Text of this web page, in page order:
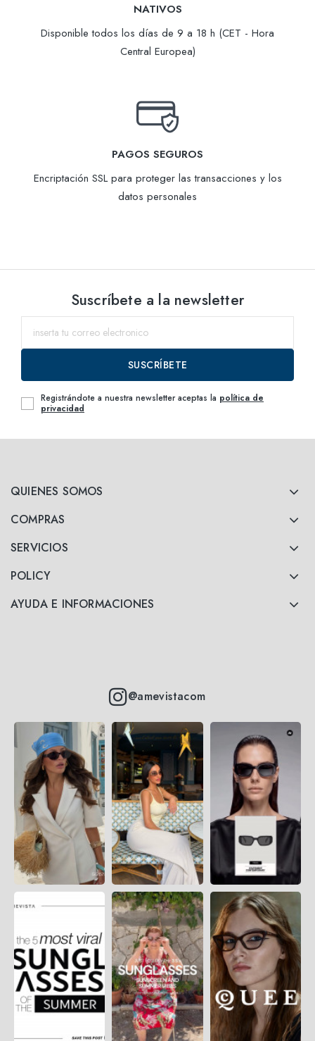
NATIVOS
Disponible todos los días de 9 a 18 h (CET - Hora
Central Europea)
PAGOS SEGUROS
Encriptación SSL para proteger las transacciones y los
datos personales
QUIENES SOMOS
COMPRAS
SERVICIOS
POLICY
AYUDA E INFORMACIONES
@amevistacom
Suscríbete a la newsletter
SUSCRÍBETE
Registrándote a nuestra newsletter aceptas la política de
privacidad